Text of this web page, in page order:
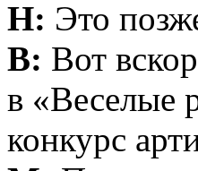
Н: Это
В: Вот
в «Веселые
конкурс